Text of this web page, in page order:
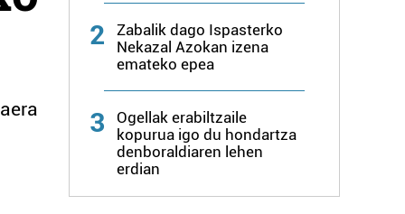
2
Zabalik dago Ispasterko
Nekazal Azokan izena
emateko epea
3
Ogellak erabiltzaile
kopurua igo du hondartza
denboraldiaren lehen
erdian